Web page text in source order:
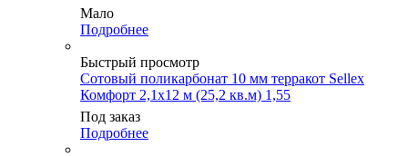
Мало
Подробнее
Быстрый просмотр
Сотовый поликарбонат 10 мм терракот Sellex
Комфорт 2,1х12 м (25,2 кв.м) 1,55
Под заказ
Подробнее